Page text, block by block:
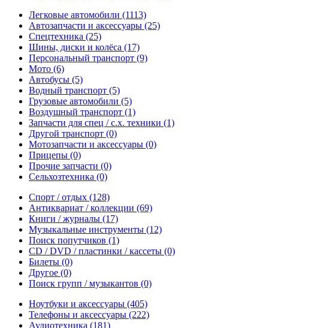
Легковые автомобили (1113)
Автозапчасти и аксессуары (25)
Спецтехника (25)
Шины, диски и колёса (17)
Персональный транспорт (9)
Мото (6)
Автобусы (5)
Водный транспорт (5)
Грузовые автомобили (5)
Воздушный транспорт (1)
Запчасти для спец / с.х. техники (1)
Другой транспорт (0)
Мотозапчасти и аксессуары (0)
Прицепы (0)
Прочие запчасти (0)
Сельхозтехника (0)
Спорт / отдых (128)
Антиквариат / коллекции (69)
Книги / журналы (17)
Музыкальные инструменты (12)
Поиск попутчиков (1)
CD / DVD / пластинки / кассеты (0)
Билеты (0)
Другое (0)
Поиск групп / музыкантов (0)
Ноутбуки и аксессуары (405)
Телефоны и аксессуары (222)
Аудиотехника (181)